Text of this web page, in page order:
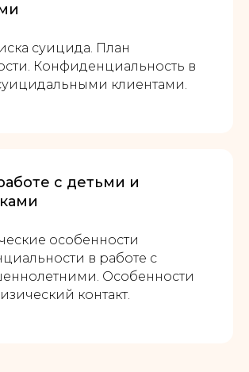
суицида. План
Конфиденциальность в
клиентами.
с детьми и
особенности
в работе с
Особенности
контакт.